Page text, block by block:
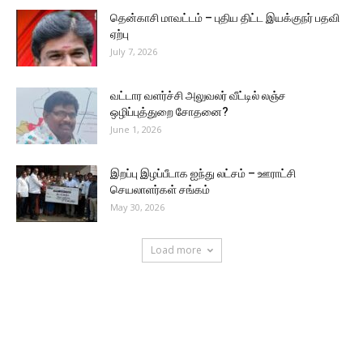
தென்காசி மாவட்டம் – புதிய திட்ட இயக்குநர் பதவி
ஏற்பு
July 7, 2026
வட்டார வளர்ச்சி அலுவலர் வீட்டில் லஞ்ச
ஒழிப்புத்துறை சோதனை?
June 1, 2026
இறப்பு இழப்பீடாக ஐந்து லட்சம் – ஊராட்சி
செயலாளர்கள் சங்கம்
May 30, 2026
Load more